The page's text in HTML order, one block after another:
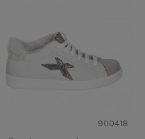
900418